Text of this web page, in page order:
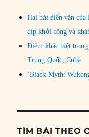
Hai bài diễn văn
dịp khởi công và
Điểm khác biệt
Trung Quốc, Cuba
‘Black Myth:
TÌM BÀI THEO